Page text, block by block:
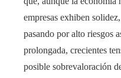
empresas exhiben
pasando por alto riesgos
prolongada, crecientes
posible sobrevaloración